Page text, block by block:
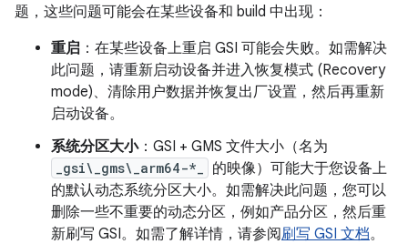
题，这些问题可能会在某些设备和 build 中出现：
重启 ：在某些设备上重启 GSI 可能会失败。如需解决
此问题，请重新启动设备并进入恢复模式 (Recovery
mode)、清除用户数据并恢复出厂设置，然后再重新
启动设备。
系统分区大小：GSI + GMS 文件大小（名为
_gsi\_gms\_arm64-*_
的映像）可能大于您设备上
的默认动态系统分区大小。如需解决此问题，您可以
删除一些不重要的动态分区，例如产品分区，然后重
新刷写 GSI。如需了解详情，请参阅刷写 GSI 文档。